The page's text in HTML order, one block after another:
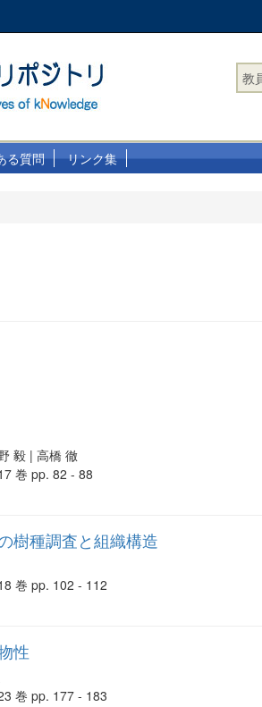
教
る質問 リンク集
毅 | 高橋 徹
巻 pp. 82 - 88
樹種調査と組織構造
巻 pp. 102 - 112
性
巻 pp. 177 - 183